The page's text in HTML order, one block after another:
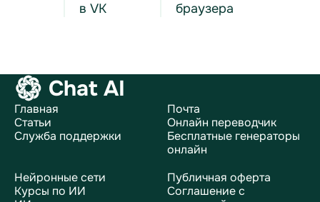
в VK
браузера
Chat AI
Главная
Статьи
Служба поддержки
Почта
Онлайн переводчик
Бесплатные генераторы
онлайн
Нейронные сети
Курсы по ИИ
Публичная оферта
Соглашение с